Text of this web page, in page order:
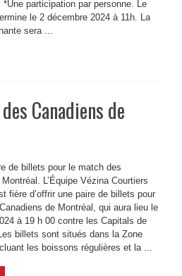
*Une participation par personne. Le
le 2 décembre 2024 à 11h. La
sera ...
Canadiens de
de billets pour le match des
L’Équipe Vézina Courtiers
fière d’offrir une paire de billets pour
de Montréal, qui aura lieu le
à 19 h 00 contre les Capitals de
billets sont situés dans la Zone
les boissons régulières et la ...